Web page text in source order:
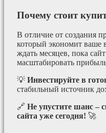
Почему стоит
В отличие от создания
который экономит ваше
ждать месяцев, пока
масштабировать
💡 Инвестируйте в
стабильный источник
🔗 Не упустите шанс –
сайта уже сегодня! 🚀